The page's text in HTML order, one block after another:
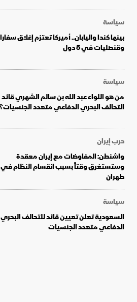
سياسة
بينها كندا واليابان.. أميركا تعتزم إغلاق
وقنصليات في 5 دول
سياسة
من هو اللواء عبد الله بن سالم الشهري قائد
التحالف البحري الدفاعي متعدد
حرب إيران
واشنطن: المفاوضات مع إيران معقدة
وستستغرق وقتاً بسبب انقسام النظام في
طهران
سياسة
السعودية تعلن تعيين قائد للتحالف البحري
الدفاعي متعدد الجنسيات